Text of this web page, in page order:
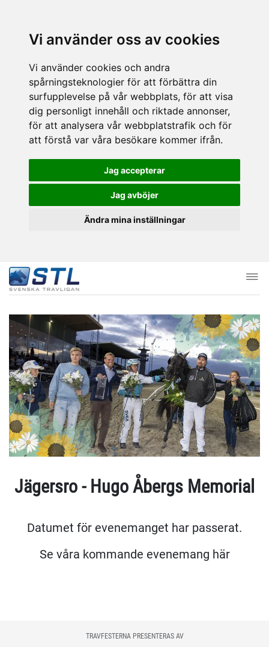
Vi använder oss av cookies
Vi använder cookies och andra
spårningsteknologier för att förbättra din
surfupplevelse på vår webbplats, för att visa
dig personligt innehåll och riktade annonser,
för att analysera vår webbplatstrafik och för
att förstå var våra besökare kommer ifrån.
Jag accepterar
Jag avböjer
Ändra mina inställningar
Jägersro - Hugo Åbergs Memorial
Datumet för evenemanget har passerat.
Se våra kommande evenemang här
TRAVFESTERNA PRESENTERAS AV